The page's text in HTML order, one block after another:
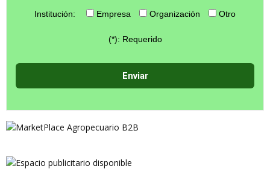
Institución: Empresa Organización Otro
(*): Requerido